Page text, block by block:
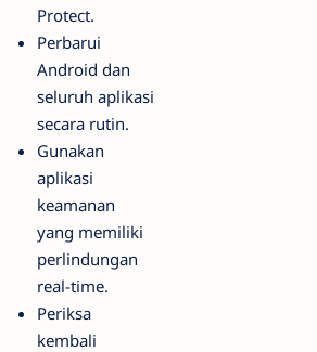
Protect.
Perbarui
Android dan
seluruh aplikasi
secara rutin.
Gunakan
aplikasi
keamanan
yang memiliki
perlindungan
real-time.
Periksa
kembali